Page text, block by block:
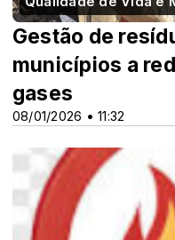
08/01/2026 • 11:32
Gestão de
municípios a
gases